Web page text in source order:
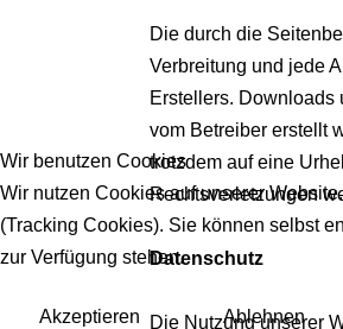
Die durch die
Verbreitung und jede
Erstellers. Downloads
vom Betreiber erstellt
trotzdem auf eine
Rechtsverletzungen
Datenschutz
Die Nutzung unserer
Wir benutzen Cookies
Wir nutzen Cookies auf unserer
(Tracking Cookies). Sie können selbst
zur Verfügung stehen.
Akzeptieren Ablehnen